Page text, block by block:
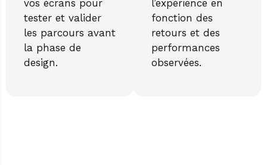
vos écrans pour
tester et valider
les parcours avant
la phase de
design.
l’expérience en
fonction des
retours et des
performances
observées.